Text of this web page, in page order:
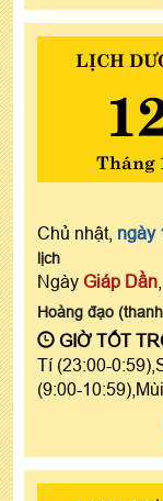
LỊCH
Tháng
Chủ nhật, ngày
lịch
Ngày Giáp Dần
Hoàng đạo
GIỜ TỐT
Tí (23:00-
(9:00-